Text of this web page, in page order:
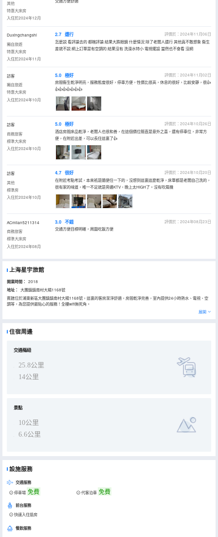
其他
特惠大床房
入住於2024年12月
Duxingchangshi
獨自旅遊
特惠大床房
入住於2024年11月
2.7 還行
評價於：2024年11月06日
怎麼説 看評論去的 都瞎評論 結果大跌眼鏡 什麼情況 除了老闆人還行 其他真不敢想象 衞生
差就不説 網上訂單是有空調的 結果沒有 洗澡水特小 電視擺設 當然也不會看 沒網
訪客
獨自旅遊
特惠大床房
入住於2024年10月
5.0 極好
評價於：2024年11月02日
房間衞生乾淨明亮，服務態度很好，停車方便，性價比很高，休息的很好，比較安靜，很👍
👍👍👍👍👍👍👍
訪客
商務旅客
標準大床房
入住於2024年10月
5.0 極好
評價於：2024年10月26日
酒店房間床品乾淨，老闆人也很和善，在這個價位簡直是意外之喜，還有停車位，非常方
便，在附近出差，可以長住這裏了👍
訪客
其他
標準房
入住於2024年10月
4.7 很好
評價於：2024年10月20日
在附近考點考試，本來衹是隨便住一下的，沒想到這裏這麼乾淨，床單都是老闆自己洗的，
很有家的味道，唯一不足就是旁邊KTV，晚上太HIGH了。沒有吹風機
ACmilan5211314
商務旅客
標準大床房
入住於2024年08月
3.0 不錯
評價於：2024年08月23日
交通方便目標明確，周圍吃飯方便
上海星宇旅館
開業時間： 2018
地址：
大團鎮鎮南村大楊1168號
賓館位於浦東新區大團鎮鎮南村大楊1168號，這裏的客房潔淨舒適，房間乾淨完善，室內提供24小時熱水、電視、空
調等，為您提供最貼心的服務！全樓wifi無死角。
展開
住宿周邊
交通樞紐
25.8公里
14公里
景點
10公里
6.6公里
設施服務
交通服務
停車場 免費 代客泊車 免費
前台服務
快速入住退房
餐飲服務